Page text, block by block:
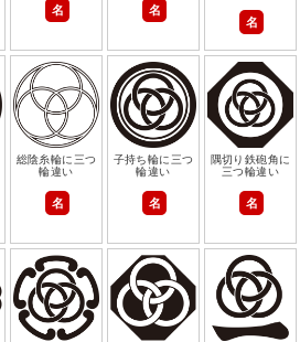
名 名
名
総陰糸輪に三つ
輪違い
名
子持ち輪に三つ
輪違い
名
隅切り鉄砲角に
三つ輪違い
名